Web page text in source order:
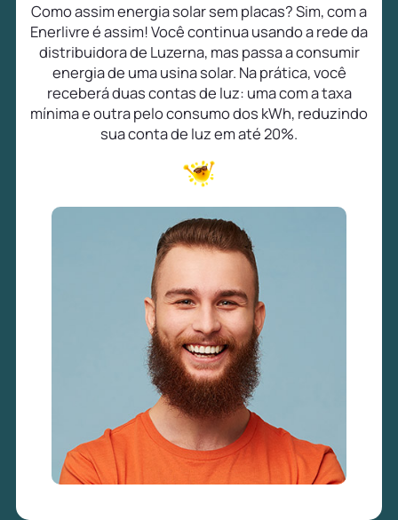
Como assim energia solar sem placas? Sim, com a
Enerlivre é assim! Você continua usando a rede da
distribuidora de Luzerna, mas passa a consumir
energia de uma usina solar. Na prática, você
receberá duas contas de luz: uma com a taxa
mínima e outra pelo consumo dos kWh, reduzindo
sua conta de luz em até 20%.